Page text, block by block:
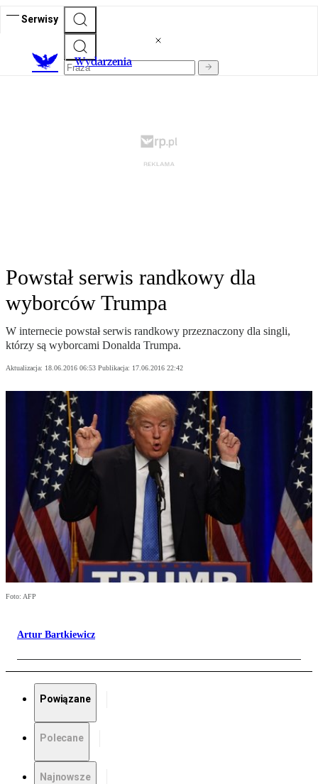
Serwisy
Wydarzenia
Powstał serwis randkowy dla
wyborców Trumpa
W internecie powstał serwis randkowy przeznaczony dla singli,
którzy są wyborcami Donalda Trumpa.
Aktualizacja: 18.06.2016 06:53 Publikacja: 17.06.2016 22:42
Foto: AFP
Artur Bartkiewicz
Powiązane
Polecane
Najnowsze